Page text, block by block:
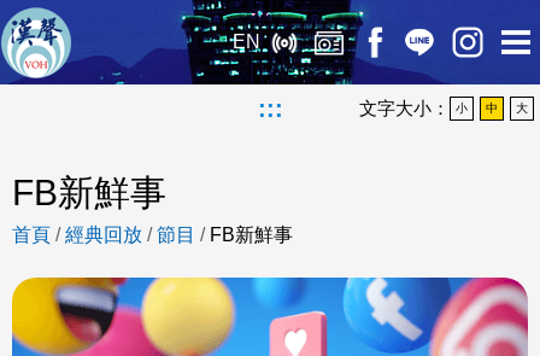
EN
::: 文字大小： 小 中 大
FB新鮮事
首頁 /經典回放 /節目 / FB新鮮事